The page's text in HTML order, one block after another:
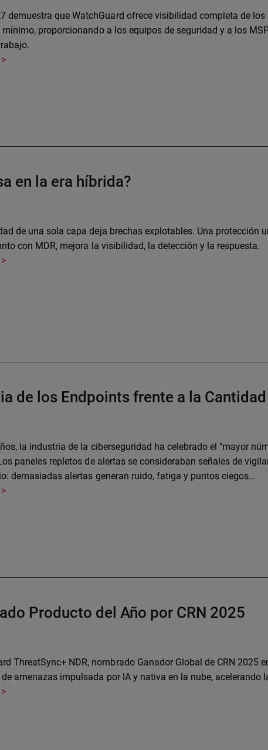
demuestra que WatchGuard ofrece visibilidad completa de
mínimo, proporcionando a los equipos de seguridad y a los
en la era híbrida?
de una sola capa deja brechas explotables. Una protección
con MDR, mejora la visibilidad, la detección y la respuesta.
de los Endpoints frente a la
la industria de la ciberseguridad ha celebrado el "mayor
paneles repletos de alertas se consideraban señales de
demasiadas alertas generan ruido, fatiga y puntos ciegos…
Producto del Año por CRN 2025
ThreatSync+ NDR, nombrado Ganador Global de CRN 2025
amenazas impulsada por IA y nativa en la nube, acelerando